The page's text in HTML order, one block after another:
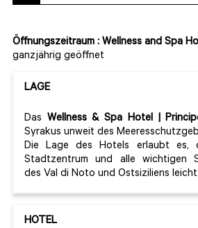
Öffnungszeitraum : Wellness and Spa
ganzjährig geöffnet
LAGE
Das Wellness & Spa Hotel |
Syrakus unweit des
Die Lage des Hotels erlaubt es,
Stadtzentrum und alle wichtigen
des Val di Noto und Ostsiziliens
HOTEL